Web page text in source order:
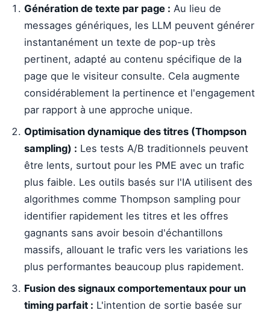
Génération de texte par page : Au lieu de
messages génériques, les LLM peuvent générer
instantanément un texte de pop-up très
pertinent, adapté au contenu spécifique de la
page que le visiteur consulte. Cela augmente
considérablement la pertinence et l'engagement
par rapport à une approche unique.
Optimisation dynamique des titres (Thompson
sampling) : Les tests A/B traditionnels peuvent
être lents, surtout pour les PME avec un trafic
plus faible. Les outils basés sur l'IA utilisent des
algorithmes comme Thompson sampling pour
identifier rapidement les titres et les offres
gagnants sans avoir besoin d'échantillons
massifs, allouant le trafic vers les variations les
plus performantes beaucoup plus rapidement.
Fusion des signaux comportementaux pour un
timing parfait : L'intention de sortie basée sur